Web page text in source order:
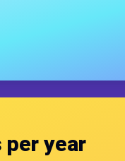
per year